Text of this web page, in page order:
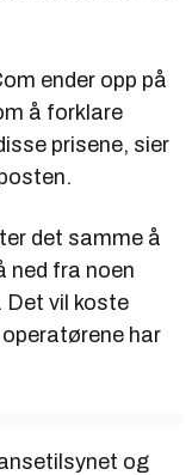
ender opp på
å forklare
prisene, sier
det samme å
ned fra noen
Det vil koste
har
og